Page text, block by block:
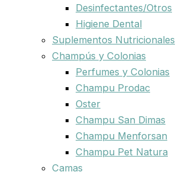
Desinfectantes/Otros
Higiene Dental
Suplementos Nutricionales
Champús y Colonias
Perfumes y Colonias
Champu Prodac
Oster
Champu San Dimas
Champu Menforsan
Champu Pet Natura
Camas